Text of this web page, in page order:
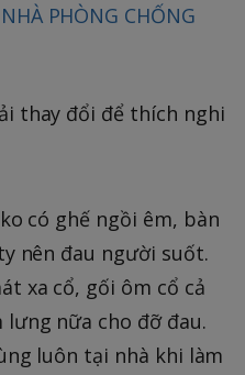
PHÒNG CHỐNG
thay đổi để thích nghi
có ghế ngồi êm, bàn
nên đau người suốt.
xa cổ, gối ôm cổ cả
nữa cho đỡ đau.
luôn tại nhà khi làm